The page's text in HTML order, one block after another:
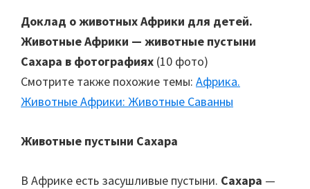
Доклад о животных Африки для детей.
Животные Африки — животные пустыни
Сахара в фотографиях (10 фото)
Смотрите также похожие темы: Африка.
Животные Африки: Животные Саванны
Животные пустыни Сахара
В Африке есть засушливые пустыни. Сахара —